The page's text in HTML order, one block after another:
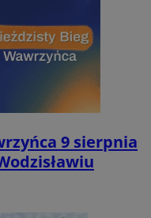
9 sierpnia